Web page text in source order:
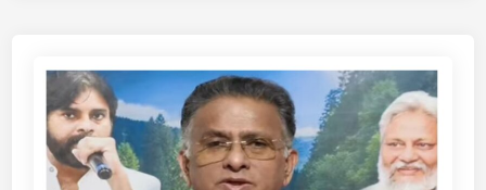
రీ
ఫి
ల్లిం
గ్‌
పై
k